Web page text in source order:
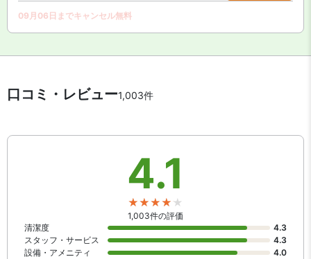
09月06日までキャンセル無料
口コミ・レビュー1,003件
4.1
1,003件の評価
清潔度
4.3
スタッフ・サービス
4.3
設備・アメニティ
4.0